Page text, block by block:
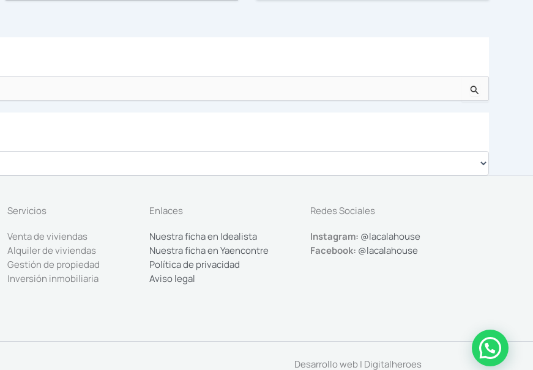
Servicios
Venta de viviendas
Alquiler de viviendas
Gestión de propiedad
Inversión inmobiliaria
Enlaces
Nuestra ficha en Idealista
Nuestra ficha en Yaencontre
Política de privacidad
Aviso legal
Redes Sociales
Instagram: @lacalahouse
Facebook: @lacalahouse
Desarrollo web | Digitalheroes